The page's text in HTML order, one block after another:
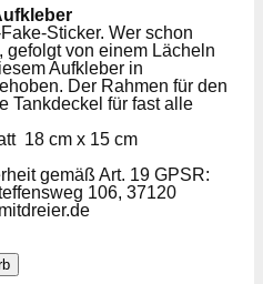
Sticker. Wer schon
gefolgt von einem Lächeln
Aufkleber in
Der Rahmen für den
Tankdeckel für fast alle
18 cm x 15 cm
gemäß Art. 19 GPSR:
106, 37120